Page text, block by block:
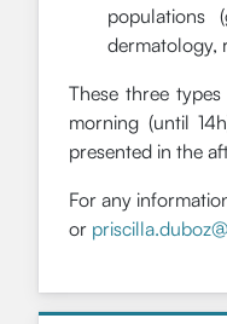
populations
dermatology,
These three
morning (until
presented in the
For any
or